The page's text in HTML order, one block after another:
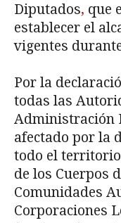
Diputados, que
establecer el
vigentes
Por la
todas las
Administración
afectado por la
todo el
de los Cuerpos
Comunidades
Corporaciones